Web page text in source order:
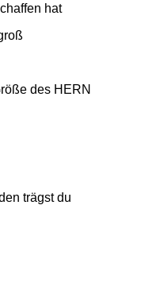
hat
des HERN
trägst du